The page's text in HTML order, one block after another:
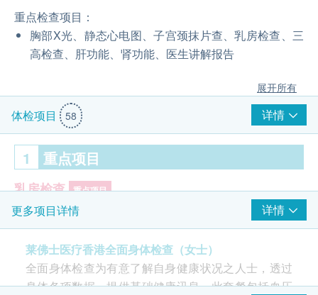
重点检查项目：
胸部X光、静态心电图、子宫颈抹片查、乳房检查、三
高检查、肝功能、肾功能、医生讲解报告
展开所有
体检项目 58 详情
1 重点项目
乳房检查 重点项目
临床乳房检查 (只限女士）
心脏检查 重点项目
静态心电图
更多项目详情 详情
莱佛士医疗香港全面身体检查（女士）
全面身体检查为有意了解自身健康状况之人士，透过
身体各项数据，提供基础健康讯息。此套餐包括血压